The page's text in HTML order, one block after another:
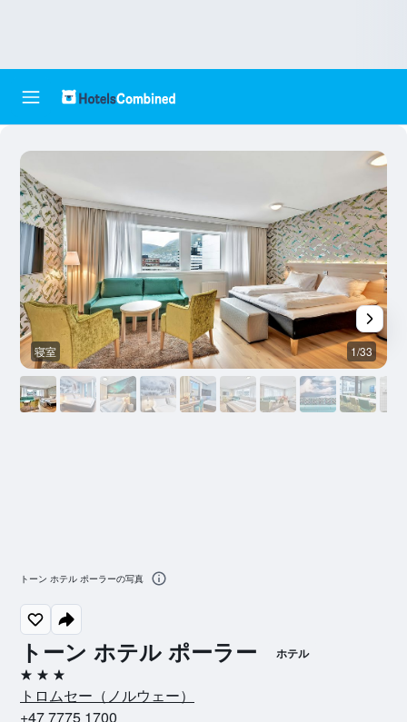
トーン ホテル ポーラー ホテル
3つ星
トロムセー​（ノルウェー​）​
+47 7775 1700
寝室 1/33
トーン ホテル ポーラーの写真